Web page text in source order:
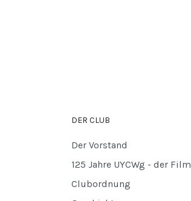
DER CLUB
Der Vorstand
125 Jahre UYCWg - der Film
Clubordnung